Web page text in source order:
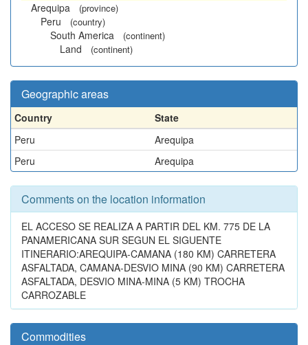
Arequipa
(province)
Peru (country)
South America (continent)
Land (continent)
Geographic areas
Country
State
Peru
Arequipa
Peru
Arequipa
Comments on the location information
EL ACCESO SE REALIZA A PARTIR DEL KM. 775 DE LA
PANAMERICANA SUR SEGUN EL SIGUENTE
ITINERARIO:AREQUIPA-CAMANA (180 KM) CARRETERA
ASFALTADA, CAMANA-DESVIO MINA (90 KM) CARRETERA
ASFALTADA, DESVIO MINA-MINA (5 KM) TROCHA
CARROZABLE
Commodities